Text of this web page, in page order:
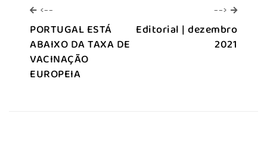
<--
PORTUGAL ESTÁ
ABAIXO DA TAXA DE
VACINAÇÃO
EUROPEIA
--> -->
Editorial | dezembro
2021